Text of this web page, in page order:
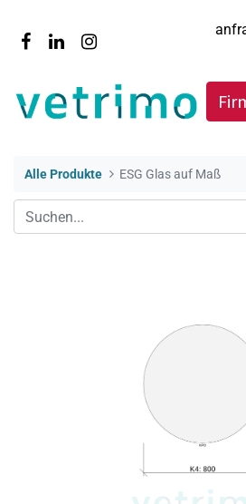
Alle Produkte ESG Glas auf Maß